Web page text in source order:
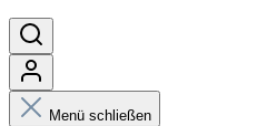
Menü schließen